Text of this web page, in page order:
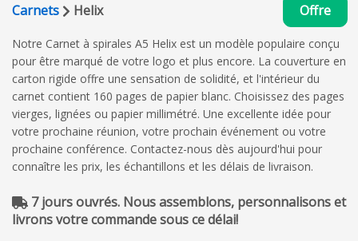
Carnets Helix Offre
Notre Carnet à spirales A5 Helix est un modèle populaire conçu
pour être marqué de votre logo et plus encore. La couverture en
carton rigide offre une sensation de solidité, et l'intérieur du
carnet contient 160 pages de papier blanc. Choisissez des pages
vierges, lignées ou papier millimétré. Une excellente idée pour
votre prochaine réunion, votre prochain événement ou votre
prochaine conférence. Contactez-nous dès aujourd'hui pour
connaître les prix, les échantillons et les délais de livraison.
7 jours ouvrés. Nous assemblons, personnalisons et
livrons votre commande sous ce délai!